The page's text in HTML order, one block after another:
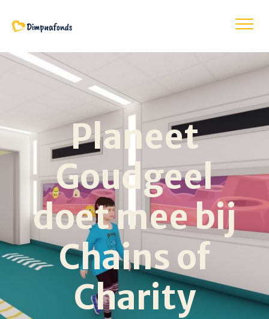
Planeet
Goudgeel
doet mee bij
Chains of
Charity